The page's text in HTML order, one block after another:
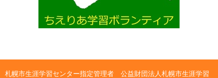
札幌市生涯学習センター指定管理者 公益財団法人札幌市生涯学習